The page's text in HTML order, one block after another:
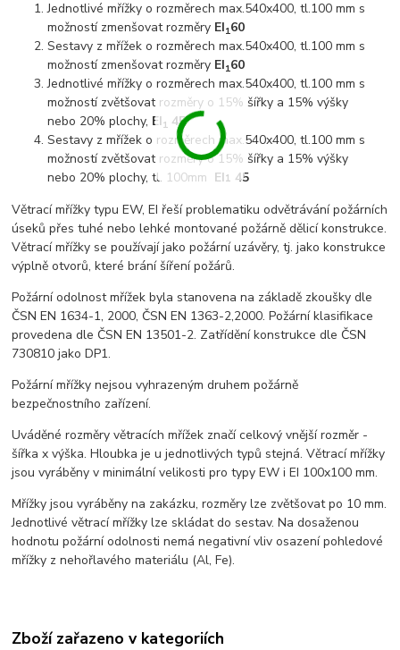
Jednotlivé mřížky o rozměrech max.540x400, tl.100 mm s
možností zmenšovat rozměry EI160
Sestavy z mřížek o rozměrech max.540x400, tl.100 mm s
možností zmenšovat rozměry EI160
Jednotlivé mřížky o rozměrech max.540x400, tl.100 mm s
možností zvětšovat rozměry o 15% šířky a 15% výšky
nebo 20% plochy, EI1 45
Sestavy z mřížek o rozměrech max.540x400, tl.100 mm s
možností zvětšovat rozměry o 15% šířky a 15% výšky
nebo 20% plochy, tl. 100mm EI1 45
Větrací mřížky typu EW, EI řeší problematiku odvětrávání požárních
úseků přes tuhé nebo lehké montované požárně dělicí konstrukce.
Větrací mřížky se používají jako požární uzávěry, tj. jako konstrukce
výplně otvorů, které brání šíření požárů.
Požární odolnost mřížek byla stanovena na základě zkoušky dle
ČSN EN 1634-1, 2000, ČSN EN 1363-2,2000. Požární klasifikace
provedena dle ČSN EN 13501-2. Zatřídění konstrukce dle ČSN
730810 jako DP1.
Požární mřížky nejsou vyhrazeným druhem požárně
bezpečnostního zařízení.
Uváděné rozměry větracích mřížek značí celkový vnější rozměr -
šířka x výška. Hloubka je u jednotlivých typů stejná. Větrací mřížky
jsou vyráběny v minimální velikosti pro typy EW i EI 100x100 mm.
Mřížky jsou vyráběny na zakázku, rozměry lze zvětšovat po 10 mm.
Jednotlivé větrací mřížky lze skládat do sestav. Na dosaženou
hodnotu požární odolnosti nemá negativní vliv osazení pohledové
mřížky z nehořlavého materiálu (Al, Fe).
Zboží zařazeno v kategoriích